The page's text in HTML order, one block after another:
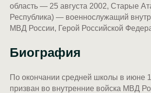
область — 25 августа 2002, Старые
Республика) — военнослужащий
МВД России, Герой Российской
Биография
По окончании средней школы в июне
призван во внутренние войска МВД